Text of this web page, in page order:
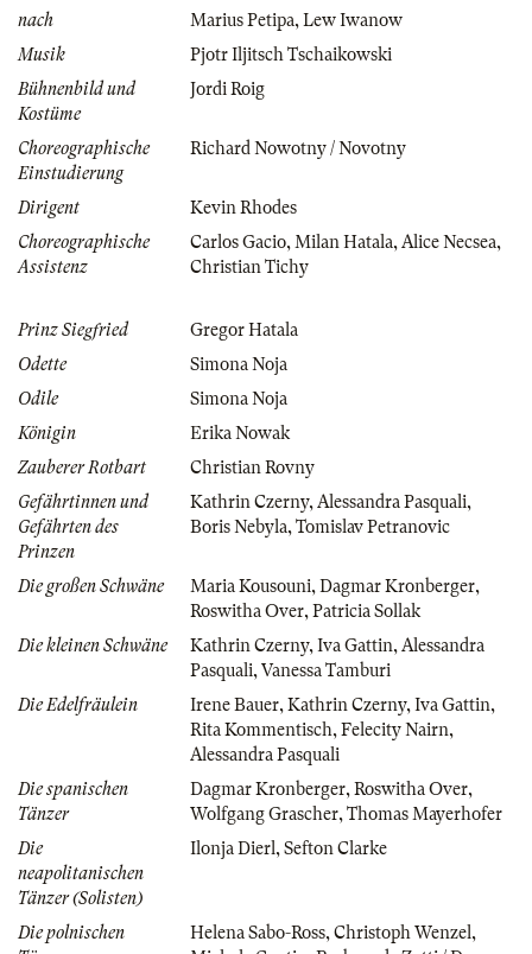
nach
Marius Petipa, Lew Iwanow
Musik
Pjotr Iljitsch Tschaikowski
Bühnenbild und
Kostüme
Jordi Roig
Choreographische
Einstudierung
Richard Nowotny / Novotny
Dirigent
Kevin Rhodes
Choreographische
Assistenz
Carlos Gacio, Milan Hatala, Alice Necsea,
Christian Tichy
Prinz Siegfried
Gregor Hatala
Odette
Simona Noja
Odile
Simona Noja
Königin
Erika Nowak
Zauberer Rotbart
Christian Rovny
Gefährtinnen und
Gefährten des
Prinzen
Kathrin Czerny, Alessandra Pasquali,
Boris Nebyla, Tomislav Petranovic
Die großen Schwäne Maria Kousouni, Dagmar Kronberger,
Roswitha Over, Patricia Sollak
Die kleinen Schwäne
Kathrin Czerny, Iva Gattin, Alessandra
Pasquali, Vanessa Tamburi
Die Edelfräulein
Irene Bauer, Kathrin Czerny, Iva Gattin,
Rita Kommentisch, Felecity Nairn,
Alessandra Pasquali
Die spanischen
Tänzer
Dagmar Kronberger, Roswitha Over,
Wolfgang Grascher, Thomas Mayerhofer
Die
neapolitanischen
Tänzer (Solisten)
Ilonja Dierl , Sefton Clarke
Die polnischen
Helena Sabo-Ross, Christoph Wenzel ,